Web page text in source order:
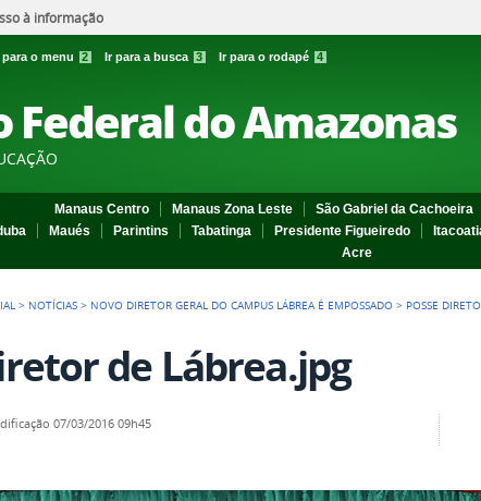
à informação
para o menu 2 Ir para a busca 3 Ir para o rodapé 4
do Amazonas
Manaus Centro Manaus Zona Leste São Gabriel da Cachoeira
Maués Parintins Tabatinga Presidente Figueiredo
Acre
> NOTÍCIAS > NOVO DIRETOR GERAL DO CAMPUS LÁBREA É EMPOSSADO > POSSE
de Lábrea.jpg
07/03/2016 09h45